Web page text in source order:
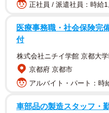
どら焼きは生ものであり、
取り置かれた「無断キャン
ため、「木挽町よしや」さ
正社員 / 派遣社員：時給
医療事務職・社会保険完
付
株式会社ニチイ学館 京都大
京都府 京都市
アルバイト・パート：時
車部品の製造スタッフ・